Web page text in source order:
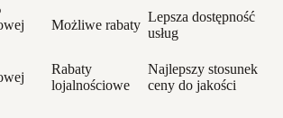
Możliwe rabaty
Lepsza dostępność
usług
Rabaty
lojalnościowe
Najlepszy stosunek
ceny do jakości